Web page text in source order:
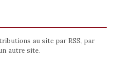
au site par RSS, par
autre site.